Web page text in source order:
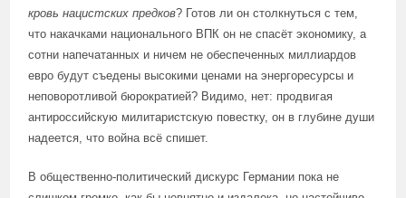
кровь нацистских предков? Готов ли он столкнуться с тем,
что накачками национального ВПК он не спасёт экономику, а
сотни напечатанных и ничем не обеспеченных миллиардов
евро будут съедены высокими ценами на энергоресурсы и
неповоротливой бюрократией? Видимо, нет: продвигая
антироссийскую милитаристскую повестку, он в глубине души
надеется, что война всё спишет.
В общественно-политический дискурс Германии пока не